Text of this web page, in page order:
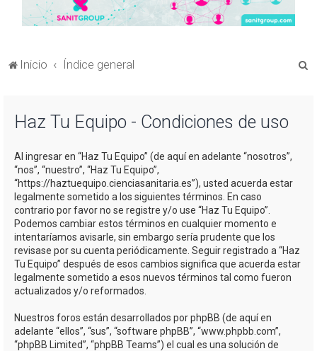
Inicio Índice general
Haz Tu Equipo - Condiciones de uso
Al ingresar en “Haz Tu Equipo” (de aquí en adelante “nosotros”,
“nos”, “nuestro”, “Haz Tu Equipo”,
“https://haztuequipo.cienciasanitaria.es”), usted acuerda estar
legalmente sometido a los siguientes términos. En caso
contrario por favor no se registre y/o use “Haz Tu Equipo”.
Podemos cambiar estos términos en cualquier momento e
intentaríamos avisarle, sin embargo sería prudente que los
revisase por su cuenta periódicamente. Seguir registrado a “Haz
Tu Equipo” después de esos cambios significa que acuerda estar
legalmente sometido a esos nuevos términos tal como fueron
actualizados y/o reformados.
Nuestros foros están desarrollados por phpBB (de aquí en
adelante “ellos”, “sus”, “software phpBB”, “www.phpbb.com”,
“phpBB Limited”, “phpBB Teams”) el cual es una solución de